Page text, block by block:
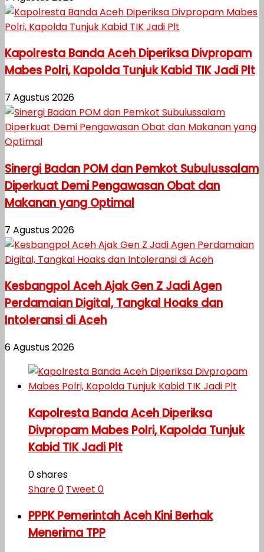
Kapolresta Banda Aceh Diperiksa Divpropam
Mabes Polri, Kapolda Tunjuk Kabid TIK Jadi Plt
7 Agustus 2026
Sinergi Badan POM dan Pemkot Subulussalam
Diperkuat Demi Pengawasan Obat dan
Makanan yang Optimal
7 Agustus 2026
Kesbangpol Aceh Ajak Gen Z Jadi Agen
Perdamaian Digital, Tangkal Hoaks dan
Intoleransi di Aceh
6 Agustus 2026
Kapolresta Banda Aceh Diperiksa
Divpropam Mabes Polri, Kapolda Tunjuk
Kabid TIK Jadi Plt
0 shares
Share0 Tweet 0
PPPK Pemerintah Aceh Kini Berhak
Menerima TPP